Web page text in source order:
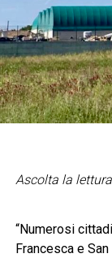
Ascolta la
“Numerosi
Francesca e